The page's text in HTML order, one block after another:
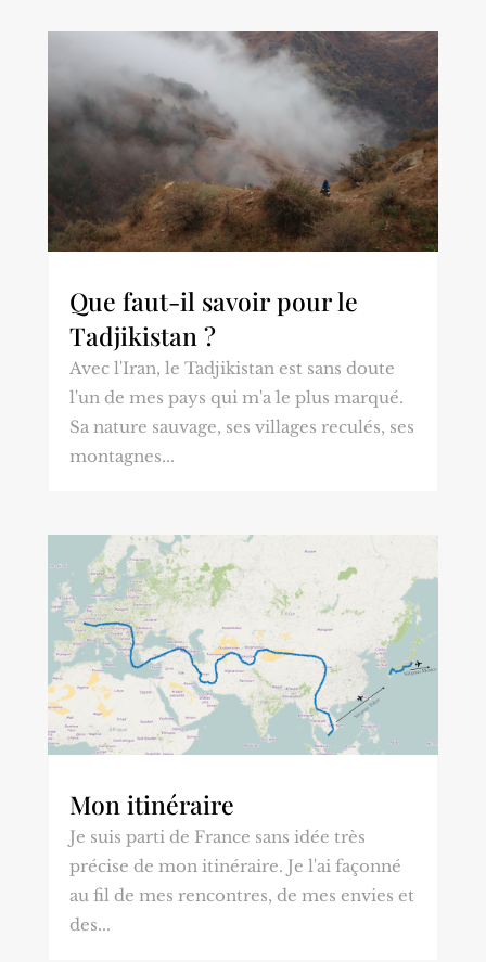
Que faut-il savoir pour le
Tadjikistan ?
Avec l'Iran, le Tadjikistan est sans doute
l'un de mes pays qui m'a le plus marqué.
Sa nature sauvage, ses villages reculés, ses
montagnes...
Mon itinéraire
Je suis parti de France sans idée très
précise de mon itinéraire. Je l'ai façonné
au fil de mes rencontres, de mes envies et
des...